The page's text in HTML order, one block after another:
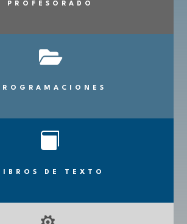
PROFESORADO


DE TEXTO